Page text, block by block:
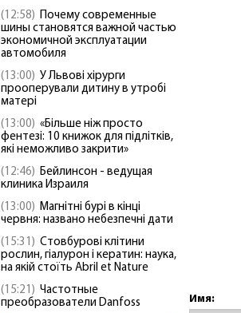
(12:58) Почему современные
шины становятся важной частью
экономичной эксплуатации
автомобиля
(13:00) У Львові хірурги
прооперували дитину в утробі
матері
(13:00) «Більше ніж просто
фентезі: 10 книжок для підлітків,
які неможливо закрити»
(12:46) Бейлинсон - ведущая
клиника Израиля
(13:00) Магнітні бурі в кінці
червня: названо небезпечні дати
(15:31) Стовбурові клітини
рослин, гіалурон і кератин: наука,
на якій стоїть Abril et Nature
(15:21) Частотные
преобразователи Danfoss
Имя: